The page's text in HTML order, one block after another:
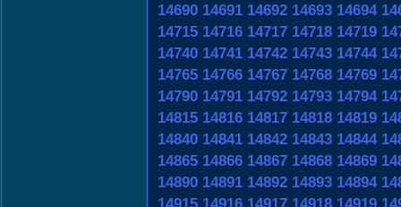
14690 14691 14692 14693 14694
14715 14716 14717 14718 14719
14740 14741 14742 14743 14744
14765 14766 14767 14768 14769
14790 14791 14792 14793 14794
14815 14816 14817 14818 14819
14840 14841 14842 14843 14844
14865 14866 14867 14868 14869
14890 14891 14892 14893 14894
14915 14916 14917 14918 14919